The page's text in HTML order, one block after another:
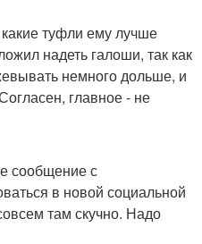
туфли ему лучше
надеть галоши, так как
немного дольше, и
главное - не
сообщение с
в новой социальной
там скучно. Надо